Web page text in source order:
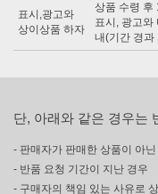
표시,광고와
상이상품 하자
상품 수령 후
표시, 광고와
내(기간 경과
단, 아래와 같은 경우는
- 판매자가 판매한 상품이 아닌
- 반품 요청 기간이 지난 경우
- 구매자의 책임 있는 사유로